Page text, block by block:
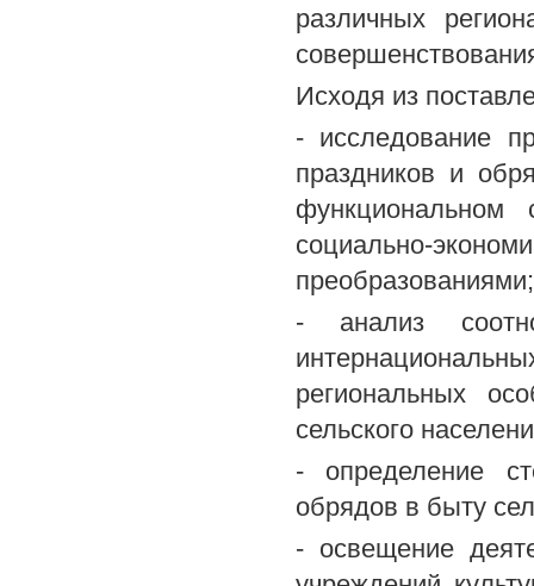
различных
Исходя из
- исследование
праздников и
социально-
преобразованиями;
- анализ
региональных
сельского
- определение
обрядов в быту
- освещение